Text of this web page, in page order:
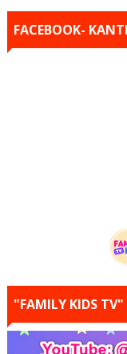
FACEBOOK-
"FAMILY KIDS